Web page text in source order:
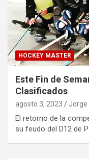
HOCKEY MASTER
Este Fin de
Clasificados
agosto 3, 2023 Jorge
El retorno de la
su feudo del D12 de